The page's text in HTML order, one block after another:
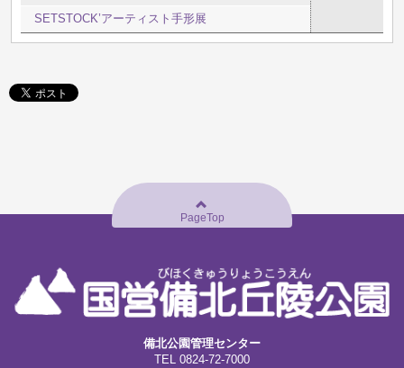
SETSTOCK’アーティスト手形展
PageTop
備北公園管理センター
TEL 0824-72-7000